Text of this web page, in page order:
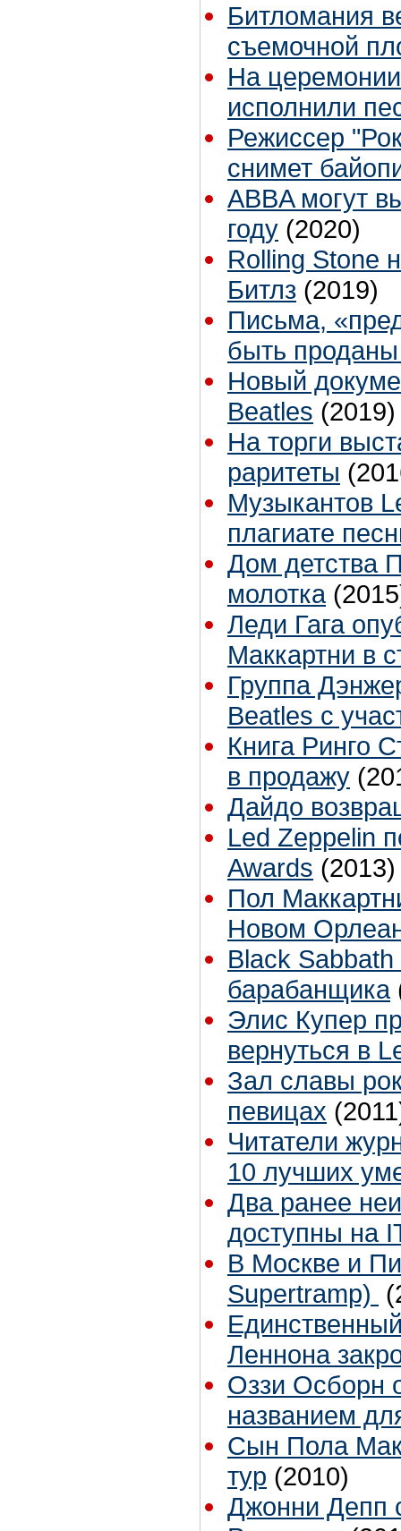
Битломания
съемочной
На
исполнили
Режиссер
снимет
ABBA могут
году (2020)
Rolling Stone
Битлз (2019)
Письма,
быть
Новый
Beatles (2019)
На торги
раритеты
Музыкантов
плагиате
Дом детства
молотка
Леди Гага
Маккартни в
Группа
Beatles с
Книга Ринго
в продажу
Дайдо
Led Zeppelin
Awards (2013)
Пол
Новом
Black Sabbath
барабанщика
Элис Купер
вернуться в
Зал славы
певицах
Читатели
10 лучших
Два ранее
доступны на
В Москве и
Supertramp)
Леннона
Оззи Осборн
названием
Сын Пола
тур (2010)
Джонни Депп